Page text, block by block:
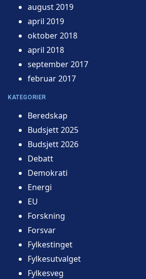
august 2019
april 2019
oktober 2018
april 2018
september 2017
februar 2017
KATEGORIER
Beredskap
Budsjett 2025
Budsjett 2026
Debatt
Demokrati
Energi
EU
Forskning
Forsvar
Fylkestinget
Fylkesutvalget
Fylkesveg